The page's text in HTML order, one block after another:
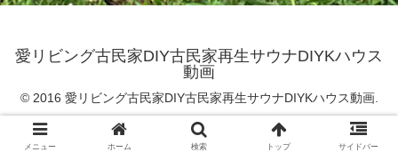
愛リビング古民家DIY古民家再生サウナDIYKハウス
動画
© 2016 愛リビング古民家DIY古民家再生サウナDIYKハウス動画.
メニュー ホーム 検索 トップ サイドバー